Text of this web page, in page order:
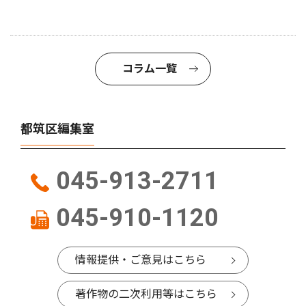
コラム一覧
都筑区編集室
045-913-2711
045-910-1120
情報提供・ご意見はこちら
著作物の二次利用等はこちら